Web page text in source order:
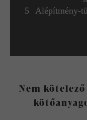
Alépítmény-
Nem